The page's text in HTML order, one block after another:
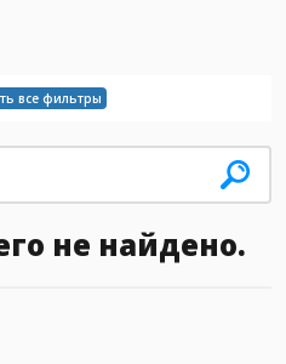
все фильтры
не найдено.